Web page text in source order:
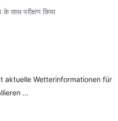
साथ परीक्षण किया
aktuelle Wetterinformationen für
…